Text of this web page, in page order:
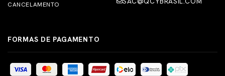
CANCELAMENTO
FORMAS DE PAGAMENTO